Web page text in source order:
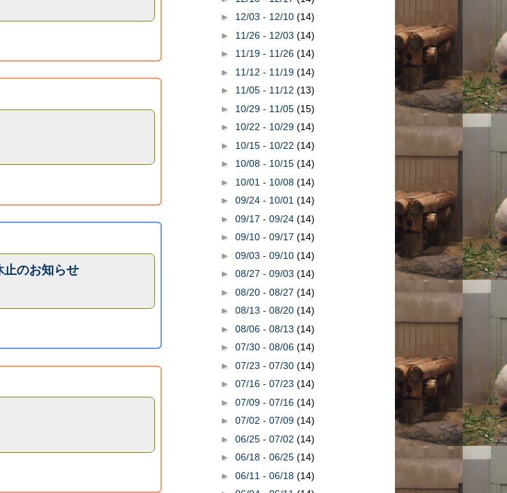
止のお知らせ
► 12/03 - 12/10 (14)
► 11/26 - 12/03 (14)
► 11/19 - 11/26 (14)
► 11/12 - 11/19 (14)
► 11/05 - 11/12 (13)
► 10/29 - 11/05 (15)
► 10/22 - 10/29 (14)
► 10/15 - 10/22 (14)
► 10/08 - 10/15 (14)
► 10/01 - 10/08 (14)
► 09/24 - 10/01 (14)
► 09/17 - 09/24 (14)
► 09/10 - 09/17 (14)
► 09/03 - 09/10 (14)
► 08/27 - 09/03 (14)
► 08/20 - 08/27 (14)
► 08/13 - 08/20 (14)
► 08/06 - 08/13 (14)
► 07/30 - 08/06 (14)
► 07/23 - 07/30 (14)
► 07/16 - 07/23 (14)
► 07/09 - 07/16 (14)
► 07/02 - 07/09 (14)
► 06/25 - 07/02 (14)
► 06/18 - 06/25 (14)
► 06/11 - 06/18 (14)